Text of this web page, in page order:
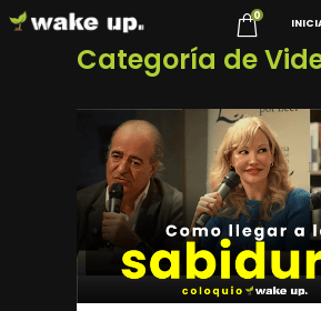
0
Categoría de